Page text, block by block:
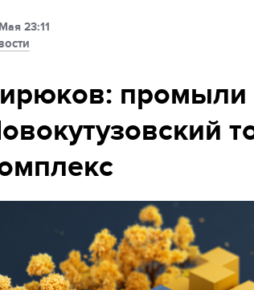
Экономика
Спорт
23:11
промыли